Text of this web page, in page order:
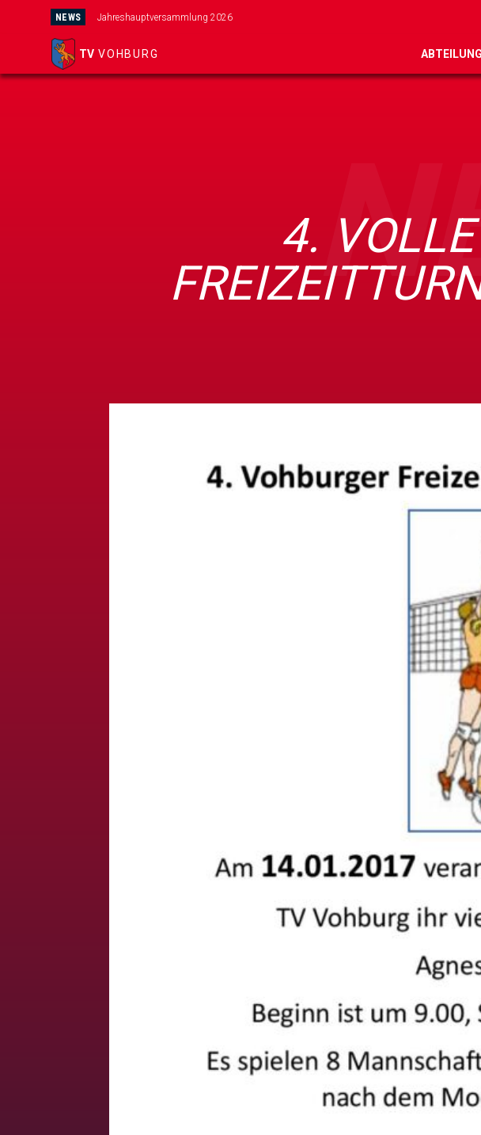
NEWS Jahreshauptversammlung 2026
TV VOHBURG
4.